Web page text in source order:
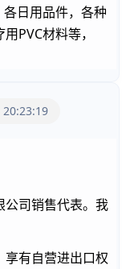
日用品件，各种
PVC材料等，
20:23:19
公司销售代表。我
有自营进出口权